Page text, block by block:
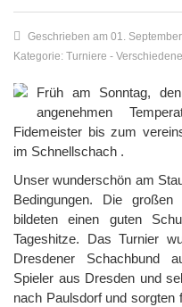
Geschrieben am 01.
Kategorie: Turniere - Verschiedene
Früh am Sonntag,
angenehmen
Fidemeister bis zum
im Schnellschach .
Unser wunderschön am
Bedingungen. Die
bildeten einen guten
Tageshitze. Das Turnier
Dresdener Schachbund
Spieler aus Dresden und
nach Paulsdorf und sorgten